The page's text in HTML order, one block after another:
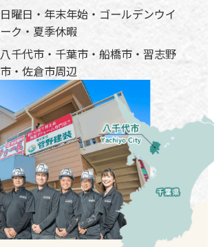
日曜日・年末年始・ゴールデンウイ
ーク・夏季休暇
八千代市・千葉市・船橋市・習志野
市・佐倉市周辺